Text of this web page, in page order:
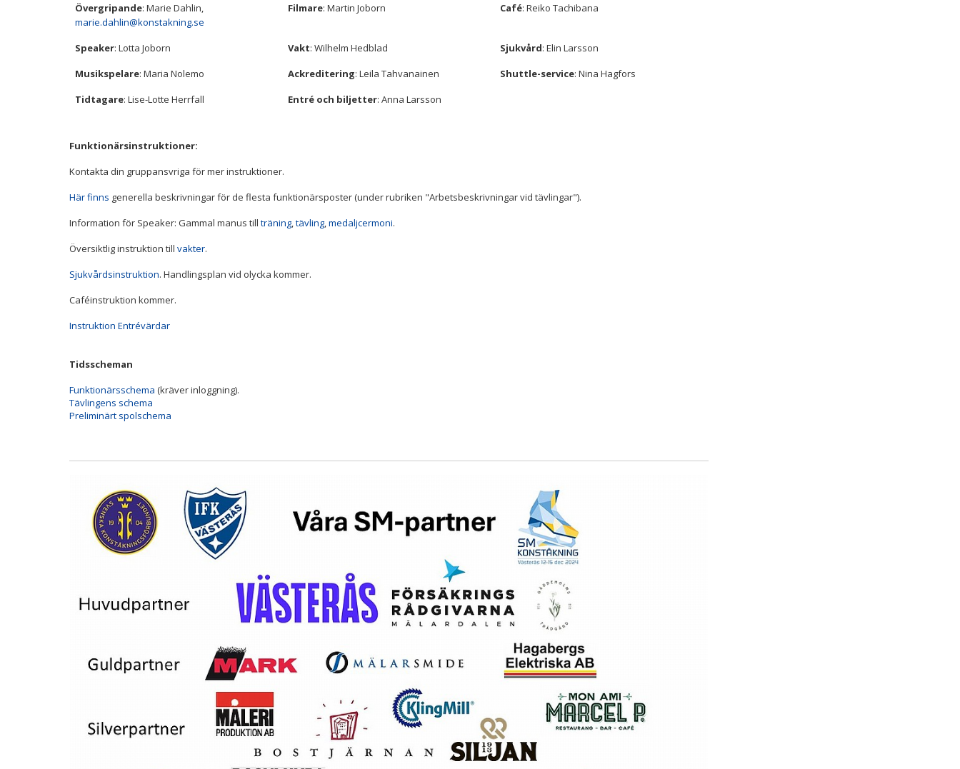
Övergripande: Marie Dahlin,
marie.dahlin@konstakning.se
Filmare: Martin Joborn Café: Reiko Tachibana
Speaker: Lotta Joborn Vakt: Wilhelm Hedblad Sjukvård: Elin Larsson
Musikspelare: Maria Nolemo Ackreditering: Leila Tahvanainen Shuttle-service: Nina Hagfors
Tidtagare: Lise-Lotte Herrfall Entré och biljetter: Anna Larsson
Funktionärsinstruktioner:
Kontakta din gruppansvriga för mer instruktioner.
Här finns generella beskrivningar för de flesta funktionärsposter (under rubriken "Arbetsbeskrivningar vid tävlingar").
Information för Speaker: Gammal manus till träning,tävling,medaljcermoni.
Översiktlig instruktion till vakter.
Sjukvårdsinstruktion. Handlingsplan vid olycka kommer.
Caféinstruktion kommer.
Instruktion Entrévärdar
Tidsscheman
Funktionärsschema (kräver inloggning).
Tävlingens schema
Preliminärt spolschema